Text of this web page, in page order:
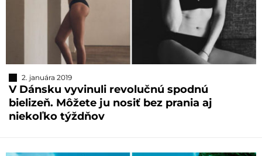
2. januára 2019
V Dánsku vyvinuli revolučnú spodnú
bielizeň. Môžete ju nosiť bez prania aj
niekoľko týždňov